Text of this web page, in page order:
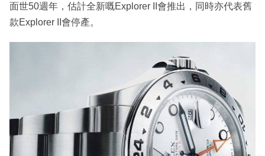
面世50週年，估計全新嘅Explorer II會推出，同時亦代表舊
款Explorer II會停產。